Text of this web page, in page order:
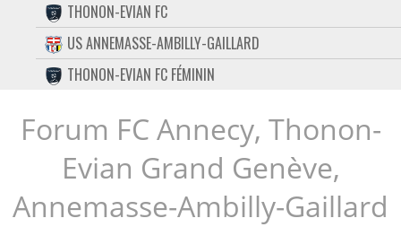
CONTACT
FACEBOOK
TWITTER
INSTAGRAM
THONON-EVIAN FC
US ANNEMASSE-AMBILLY-GAILLARD
THONON-EVIAN FC FÉMININ
Forum FC Annecy, Thonon-
Evian Grand Genève,
Annemasse-Ambilly-Gaillard